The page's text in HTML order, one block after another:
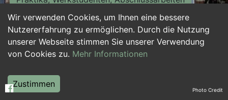
Wir verwenden Cookies, um Ihnen eine bessere
Nutzererfahrung zu ermöglichen. Durch die Nutzung
unserer Webseite stimmen Sie unserer Verwendung
von Cookies zu. Mehr Informationen
Zustimmen
Personalwesen Assistenz, Sekretariat
Hilfskräfte, Aushilfs- und Nebenjobs
Weiterbildung, Studium, duale Ausbildung Photo Credit